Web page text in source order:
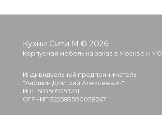
Кухни Сити М © 2026
Корпусная мебель на заказ в Москве и МО
Индивидуальный предприниматель
"Аношин Дмитрий Алексеевич"
ИНН 583509759231
ОГРНИП 322583500058247